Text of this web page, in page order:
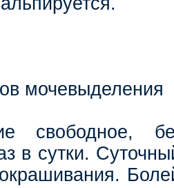
мочевыделения
свободное,
в сутки.